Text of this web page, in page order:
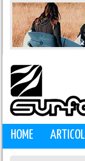
HOME ARTICOLI